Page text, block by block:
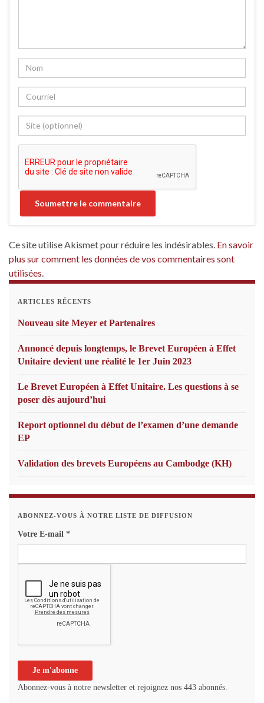
Ce site utilise Akismet pour réduire les indésirables. En savoir
plus sur comment les données de vos commentaires sont
utilisées.
ARTICLES RÉCENTS
Nouveau site Meyer et Partenaires
Annoncé depuis longtemps, le Brevet Européen à Effet
Unitaire devient une réalité le 1er Juin 2023
Le Brevet Européen à Effet Unitaire. Les questions à se
poser dès aujourd’hui
Report optionnel du début de l’examen d’une demande
EP
Validation des brevets Européens au Cambodge (KH)
ABONNEZ-VOUS À NOTRE LISTE DE DIFFUSION
Votre E-mail *
Abonnez-vous à notre newsletter et rejoignez nos 443 abonnés.